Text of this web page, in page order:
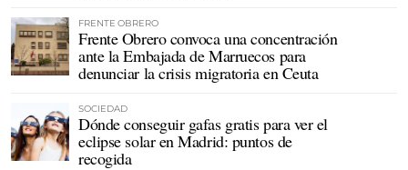
FRENTE OBRERO
Frente Obrero convoca una concentración
ante la Embajada de Marruecos para
denunciar la crisis migratoria en Ceuta
SOCIEDAD
Dónde conseguir gafas gratis para ver el
eclipse solar en Madrid: puntos de
recogida